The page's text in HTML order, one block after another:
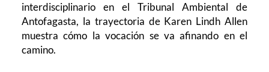
interdisciplinario en el Tribunal Ambiental de
Antofagasta, la trayectoria de Karen Lindh Allen
muestra cómo la vocación se va afinando en el
camino.